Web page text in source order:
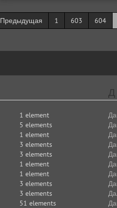
Предыдущая 1 603 604
1 element
5 elements
1 element
3 elements
3 elements
1 element
1 element
3 elements
3 elements
51 elements
Д